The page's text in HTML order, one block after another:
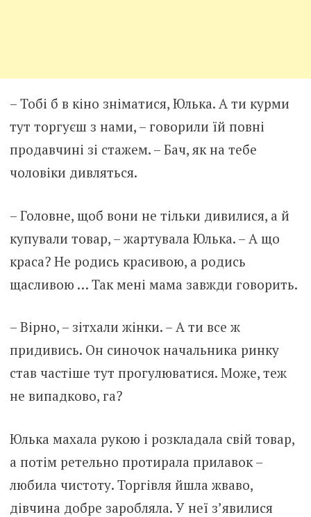
– Тобі б в кіно зніматися, Юлька. А ти курми
тут торгуєш з нами, – говорили їй повні
продавчині зі стажем. – Бач, як на тебе
чоловіки дивляться.
– Головне, щоб вони не тільки дивилися, а й
купували товар, – жартувала Юлька. – А що
краса? Не родись красивою, а родись
щасливою … Так мені мама завжди говорить.
– Вірно, – зітхали жінки. – А ти все ж
придивись. Он синочок начальника ринку
став частіше тут прогулюватися. Може, теж
не випадково, га?
Юлька махала рукою і розкладала свій товар,
а потім ретельно протирала прилавок –
любила чистоту. Торгівля йшла жваво,
дівчина добре заробляла. У неї з’явилися